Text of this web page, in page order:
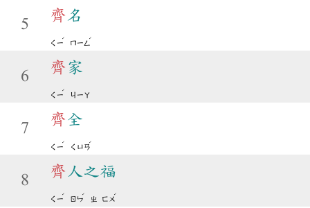
5
齊名
ㄑㄧ
ˊ
ㄇㄧㄥ
ˊ
6
齊 家
ㄑㄧ
ˊ
ㄐㄧㄚ
7
齊全
ㄑㄧ
ˊ
ㄑㄩㄢ
ˊ
8
齊 人之福
ㄑㄧ
ˊ
ㄖㄣ
ˊ
ㄓ ㄈㄨ
ˊ